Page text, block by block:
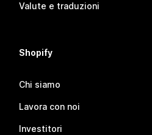
Valute e traduzioni
Shopify
Chi siamo
Lavora con noi
Investitori